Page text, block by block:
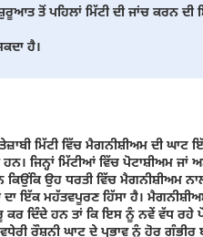
ਪਹਿਲਾਂ ਮਿੱਟੀ ਦੀ ਜਾਂਚ ਕਰਨ ਦੀ
ਹੈ।
ਮਿੱਟੀ ਵਿੱਚ ਮੈਗਨੀਸ਼ੀਅਮ ਦੀ
ਜਿਨ੍ਹਾਂ ਮਿੱਟੀਆਂ ਵਿੱਚ ਪੋਟਾਸ਼ੀਅਮ ਜਾਂ
ਉਹ ਧਰਤੀ ਵਿੱਚ ਮੈਗਨੀਸ਼ੀਅਮ
ਮਹੱਤਵਪੂਰਣ ਹਿੱਸਾ ਹੈ। ਮੈਗਨੀਸ਼ੀਅਮ
ਕਰ ਦਿੰਦੇ ਹਨ ਤਾਂ ਕਿ ਇਸ ਨੂੰ ਨਵੇਂ ਵੱਧ
ਰੌਸ਼ਨੀ ਘਾਟ ਦੇ ਪ੍ਰਭਾਵ ਨੂੰ ਹੋਰ ਗੰਭੀਰ